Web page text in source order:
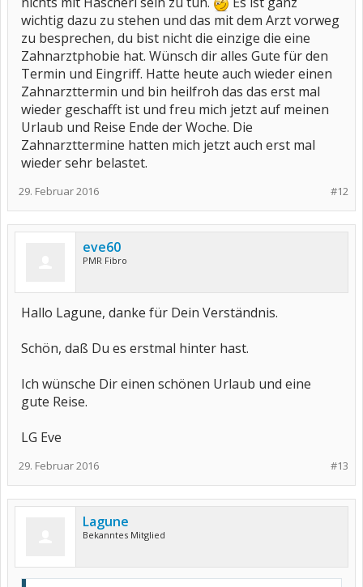
wichtig dazu zu stehen und das mit dem Arzt vorweg
zu besprechen, du bist nicht die einzige die eine
Zahnarztphobie hat. Wünsch dir alles Gute für den
Termin und Eingriff. Hatte heute auch wieder einen
Zahnarzttermin und bin heilfroh das das erst mal
wieder geschafft ist und freu mich jetzt auf meinen
Urlaub und Reise Ende der Woche. Die
Zahnarzttermine hatten mich jetzt auch erst mal
wieder sehr belastet.
#12
29. Februar 2016
eve60
PMR Fibro
Hallo Lagune, danke für Dein Verständnis.
Schön, daß Du es erstmal hinter hast.
Ich wünsche Dir einen schönen Urlaub und eine
gute Reise.
LG Eve
#13
29. Februar 2016
Lagune
Bekanntes Mitglied